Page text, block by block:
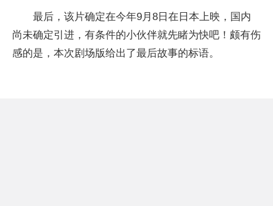
最后，该片确定在今年9月8日在日本上映，国内
尚未确定引进，有条件的小伙伴就先睹为快吧！颇有伤
感的是，本次剧场版给出了最后故事的标语。